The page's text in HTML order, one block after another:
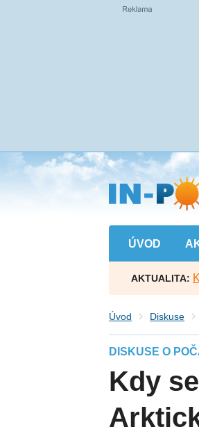
Přejít
na
hlavní
obsah
ÚVOD
AKTUALITA:
Úvod Diskuse
DISKUSE O
Kdy